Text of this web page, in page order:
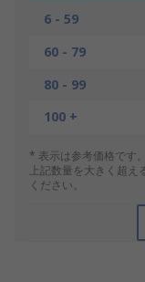
6 - 59
60 - 79
80 - 99
100 +
* 表示は参考価格です
上記数量を大きく超え
ください。